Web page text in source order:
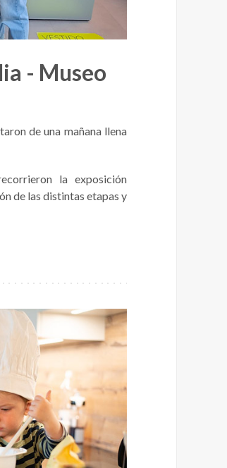
- Museo
de una mañana llena
la exposición
de las distintas etapas y